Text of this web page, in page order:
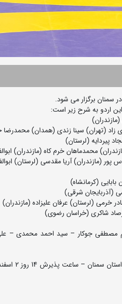
اردو به شرح زیر است:
مصطفی جوکار – سید احمد محمدی